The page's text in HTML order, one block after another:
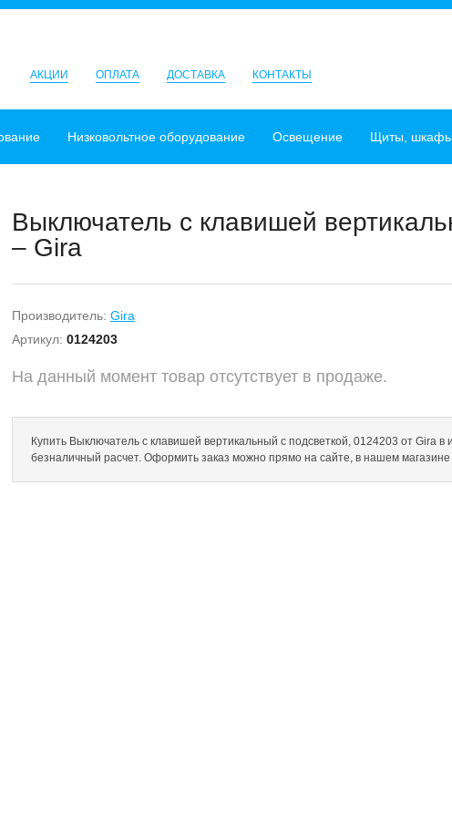
АКЦИИ ОПЛАТА ДОСТАВКА КОНТАКТЫ
Низковольтное оборудование Освещение Щиты,
Выключатель с клавишей
– Gira
Производитель: Gira
Артикул: 0124203
На данный момент товар отсутствует в продаже.
Купить Выключатель с клавишей вертикальный с подсветкой, 0124203 от Gira
безналичный расчет. Оформить заказ можно прямо на сайте, в нашем